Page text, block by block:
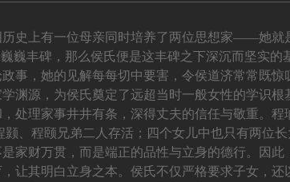
史上有一位母亲同时培养了两位思想家——她就
巍丰碑，那么侯氏便是这丰碑之下深沉而坚实
事，她的见解每每切中要害，令侯道济常常既
渊源，为侯氏奠定了远超当时一般女性的学识
处理家事井井有条，深得丈夫的信任与敬重。
、程颐兄弟二人存活；四个女儿中也只有两位
家财万贯，而是端正的品性与立身的德行。因
让其明白立身之本。侯氏不仅严格要求子女，